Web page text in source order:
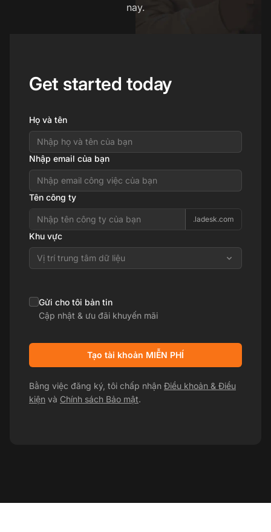
nay.
Get started today
Họ và tên
Nhập email của bạn
Tên công ty
.ladesk.com
Khu vực
Vị trí trung tâm dữ liệu
Gửi cho tôi bản tin
Cập nhật & ưu đãi khuyến mãi
Tạo tài khoản MIỄN PHÍ
Bằng việc đăng ký, tôi chấp nhận Điều khoản & Điều
kiện và Chính sách Bảo mật.